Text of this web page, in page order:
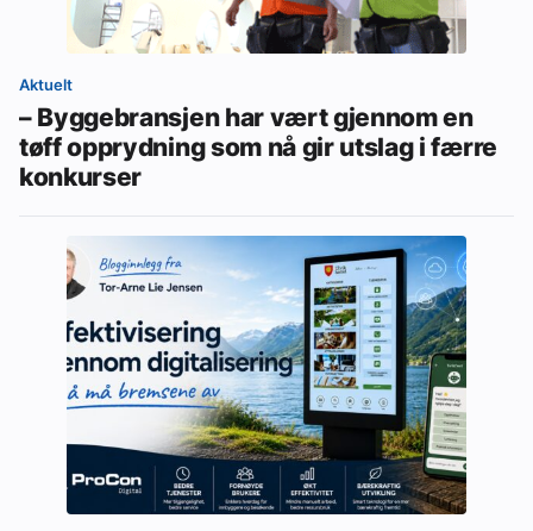
Aktuelt
– Byggebransjen har vært gjennom en
tøff opprydning som nå gir utslag i færre
konkurser